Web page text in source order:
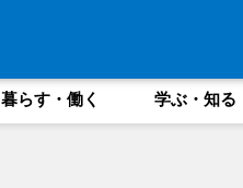
暮らす・働く 学ぶ・知る